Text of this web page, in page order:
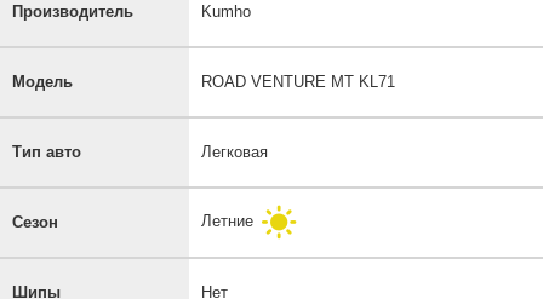
Производитель Kumho
Модель ROAD VENTURE MT KL71
Тип авто Легковая
Сезон Летние
Шипы Нет